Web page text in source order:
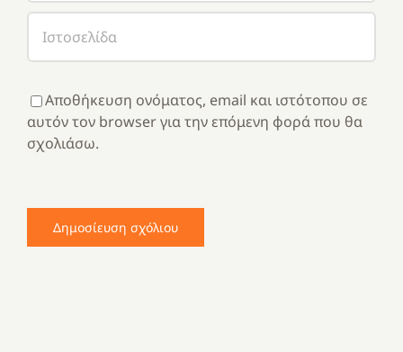
Αποθήκευση ονόματος, email και ιστότοπου σε
αυτόν τον browser για την επόμενη φορά που θα
σχολιάσω.